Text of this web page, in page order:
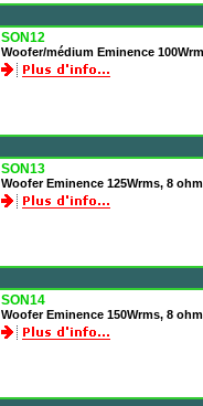
SON12
Woofer/médium Eminence
SON13
Woofer Eminence 125Wrms, 8
SON14
Woofer Eminence 150Wrms, 8